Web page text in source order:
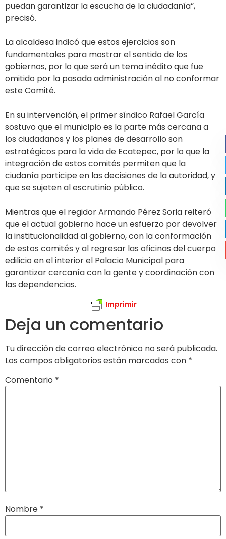
puedan garantizar la escucha de la ciudadanía”,
precisó.
La alcaldesa indicó que estos ejercicios son
fundamentales para mostrar el sentido de los
gobiernos, por lo que será un tema inédito que fue
omitido por la pasada administración al no conformar
este Comité.
En su intervención, el primer síndico Rafael García
sostuvo que el municipio es la parte más cercana a
los ciudadanos y los planes de desarrollo son
estratégicos para la vida de Ecatepec, por lo que la
integración de estos comités permiten que la
ciudanía participe en las decisiones de la autoridad, y
que se sujeten al escrutinio público.
Mientras que el regidor Armando Pérez Soria reiteró
que el actual gobierno hace un esfuerzo por devolver
la institucionalidad al gobierno, con la conformación
de estos comités y al regresar las oficinas del cuerpo
edilicio en el interior el Palacio Municipal para
garantizar cercanía con la gente y coordinación con
las dependencias.
Imprimir
Deja un comentario
Tu dirección de correo electrónico no será publicada.
Los campos obligatorios están marcados con *
Comentario *
Nombre *